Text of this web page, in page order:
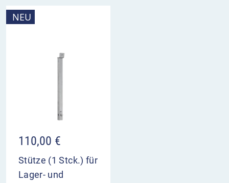
NEU
110,00 €
Stütze (1 Stck.) für
Lager- und